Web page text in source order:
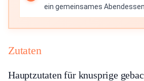
ein gemeinsames Abendessen.
Zutaten
Hauptzutaten für knusprige